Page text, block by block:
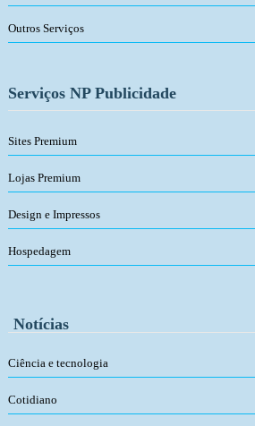
Outros Serviços
Serviços NP Publicidade
Sites Premium
Lojas Premium
Design e Impressos
Hospedagem
Notícias
Ciência e tecnologia
Cotidiano